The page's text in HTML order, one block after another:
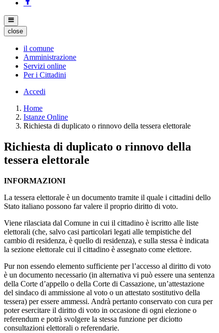
close
il comune
Amministrazione
Servizi online
Per i Cittadini
Accedi
Home
Istanze Online
Richiesta di duplicato o rinnovo della tessera elettorale
Richiesta di duplicato o rinnovo della
tessera elettorale
INFORMAZIONI
La tessera elettorale è un documento tramite il quale i cittadini dello
Stato italiano possono far valere il proprio diritto di voto.
Viene rilasciata dal Comune in cui il cittadino è iscritto alle liste
elettorali (che, salvo casi particolari legati alle tempistiche del
cambio di residenza, è quello di residenza), e sulla stessa è indicata
la sezione elettorale cui il cittadino è assegnato come elettore.
Pur non essendo elemento sufficiente per l’accesso al diritto di voto
è un documento necessario (in alternativa vi può essere una sentenza
della Corte d’appello o della Corte di Cassazione, un’attestazione
del sindaco di ammissione al voto o un attestato sostitutivo della
tessera) per essere ammessi. Andrà pertanto conservato con cura per
poter esercitare il diritto di voto in occasione di ogni elezione o
referendum e potrà svolgere la stessa funzione per diciotto
consultazioni elettorali o referendarie.